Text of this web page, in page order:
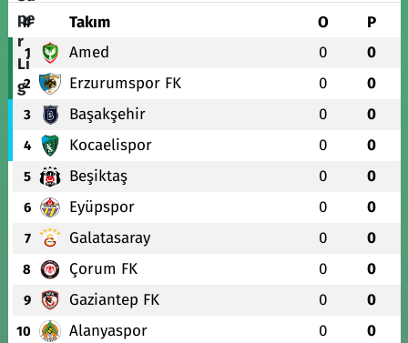
# Takım O P
1 Amed 0 0
2 Erzurumspor FK 0 0
3 Başakşehir 0 0
4 Kocaelispor 0 0
5 Beşiktaş 0 0
6 Eyüpspor 0 0
7 Galatasaray 0 0
8 Çorum FK 0 0
9 Gaziantep FK 0 0
10 Alanyaspor 0 0